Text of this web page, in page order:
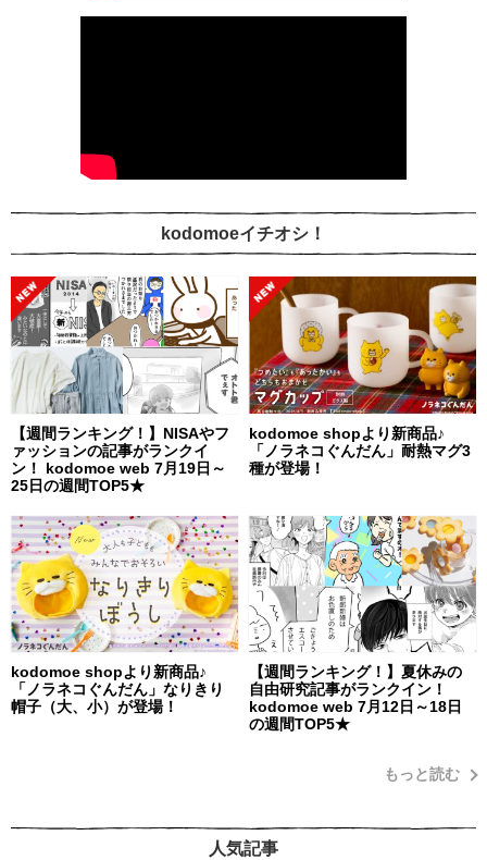
kodomoeイチオシ！
【週間ランキング！】NISAやフ
ァッションの記事がランクイ
ン！ kodomoe web 7月19日～
25日の週間TOP5★
kodomoe shopより新商品♪
「ノラネコぐんだん」耐熱マグ3
種が登場！
kodomoe shopより新商品♪
「ノラネコぐんだん」なりきり
帽子（大、小）が登場！
【週間ランキング！】夏休みの
自由研究記事がランクイン！
kodomoe web 7月12日～18日
の週間TOP5★
もっと読む
人気記事